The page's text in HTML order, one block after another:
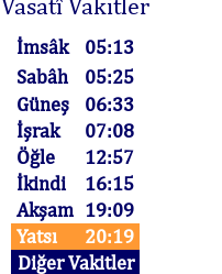
İmsâk
05:13
Sabâh
05:25
Güneş
06:33
İşrak
07:08
Öğle
12:57
İkindi
16:15
Akşam 19:09
Yatsı
20:19
Diğer Vakitler